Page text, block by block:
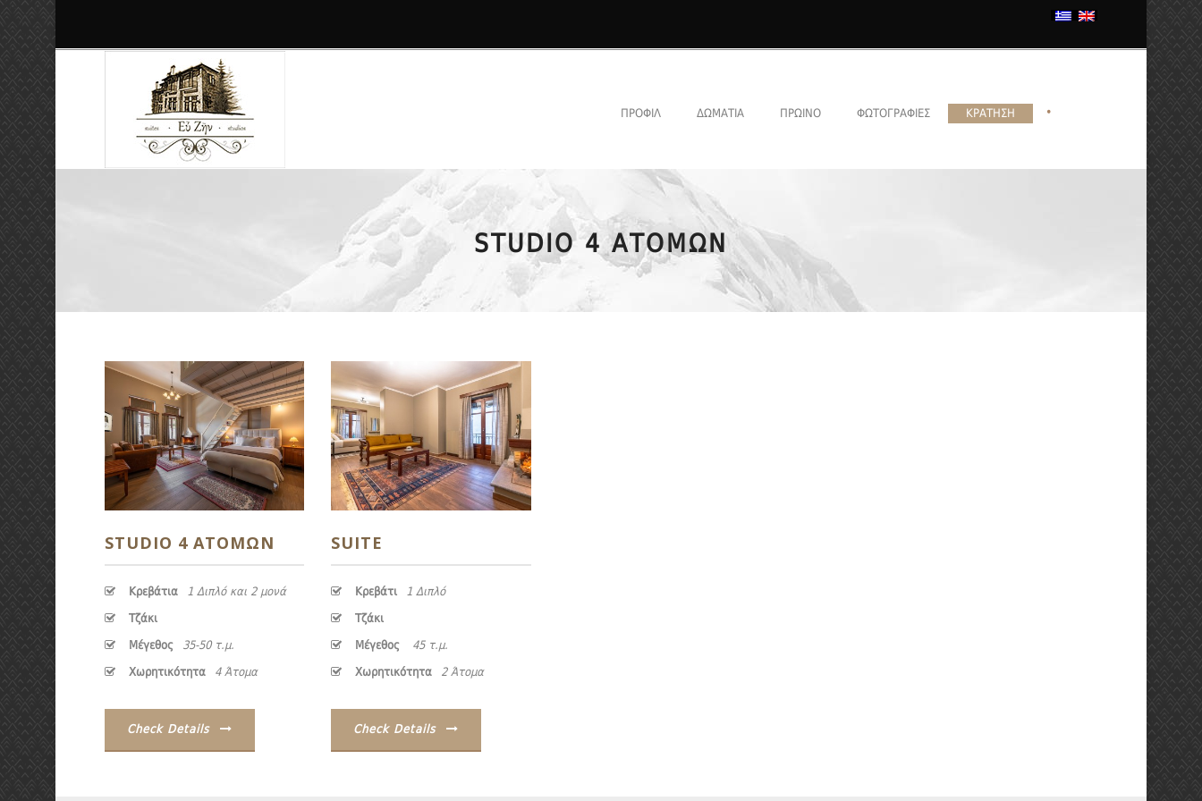
ΠΡΟΦΊΛ ΔΩΜΆΤΙΑ ΠΡΩΙΝΌ ΦΩΤΟΓΡΑΦΊΕΣ ΚΡΆΤΗΣΗ •
STUDIO 4 ΑΤΌΜΩΝ
STUDIO 4 ΑΤΌΜΩΝ
Κρεβάτια
1 Διπλό και 2 μονά
Τζάκι
Μέγεθος
35-50 τ.μ.
Χωρητικότητα
4 Άτομα
Check Details
SUITE
Κρεβάτι
1 Διπλό
Τζάκι
Μέγεθος
45 τ.μ.
Χωρητικότητα
2 Άτομα
Check Details